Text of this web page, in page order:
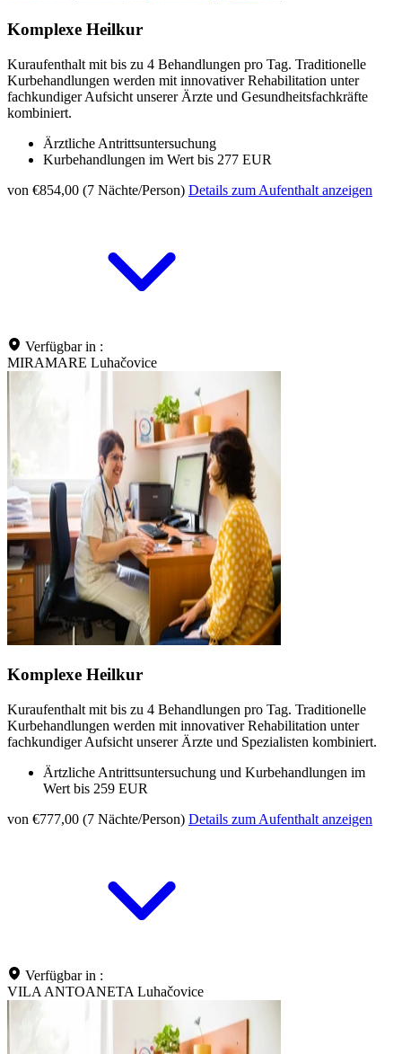
Komplexe Heilkur
Kuraufenthalt mit bis zu 4 Behandlungen pro Tag. Traditionelle
Kurbehandlungen werden mit innovativer Rehabilitation unter
fachkundiger Aufsicht unserer Ärzte und Gesundheitsfachkräfte
kombiniert.
Ärztliche Antrittsuntersuchung
Kurbehandlungen im Wert bis 277 EUR
von €854,00 (7 Nächte/Person) Details zum Aufenthalt anzeigen
Verfügbar in :
MIRAMARE Luhačovice
Komplexe Heilkur
Kuraufenthalt mit bis zu 4 Behandlungen pro Tag. Traditionelle
Kurbehandlungen werden mit innovativer Rehabilitation unter
fachkundiger Aufsicht unserer Ärzte und Spezialisten kombiniert.
Ärtzliche Antrittsuntersuchung und Kurbehandlungen im
Wert bis 259 EUR
von €777,00 (7 Nächte/Person) Details zum Aufenthalt anzeigen
Verfügbar in :
VILA ANTOANETA Luhačovice